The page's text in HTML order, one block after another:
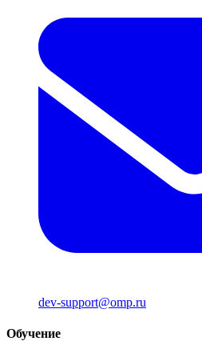
dev-support@omp.ru
Обучение